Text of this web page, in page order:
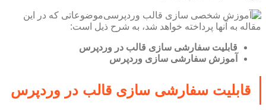
موضوعاتی که در این
مقاله به آنها پرداخته خواهد شد، به شرح ذیل است:
قابلیت سفارشی سازی قالب در وردپرس
آموزش سفارشی سازی وردپرس
قابلیت سفارشی سازی قالب در وردپرس